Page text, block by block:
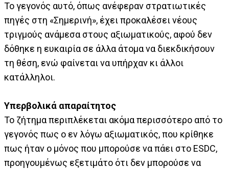
Το γεγονός αυτό, όπως ανέφεραν στρατιωτικές
πηγές στη «Σημερινή», έχει προκαλέσει νέους
τριγμούς ανάμεσα στους αξιωματικούς, αφού δεν
δόθηκε η ευκαιρία σε άλλα άτομα να διεκδικήσουν
τη θέση, ενώ φαίνεται να υπήρχαν κι άλλοι
κατάλληλοι.
Υπερβολικά απαραίτητος
Το ζήτημα περιπλέκεται ακόμα περισσότερο από το
γεγονός πως ο εν λόγω αξιωματικός, που κρίθηκε
πως ήταν ο μόνος που μπορούσε να πάει στο ESDC,
προηγουμένως εξετιμάτο ότι δεν μπορούσε να